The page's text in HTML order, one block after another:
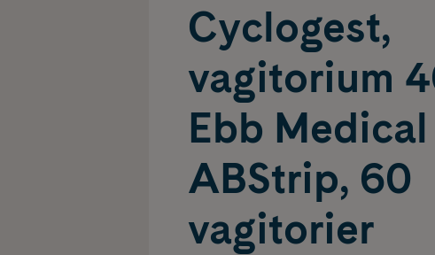
Cyclogest,
vagitorium
Ebb Medical
ABStrip, 60
vagitorier